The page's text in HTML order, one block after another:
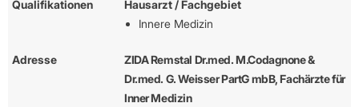
Qualifikationen
Hausarzt / Fachgebiet
Innere Medizin
Adresse
ZIDA Remstal Dr.med. M.Codagnone &
Dr.med. G. Weisser PartG mbB, Fachärzte für
Inner Medizin